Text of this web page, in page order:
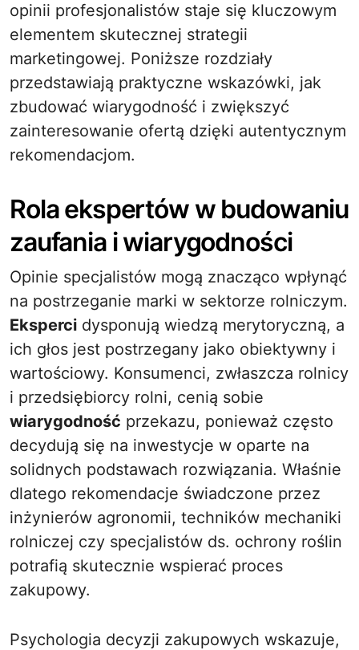
opinii profesjonalistów staje się kluczowym
elementem skutecznej strategii
marketingowej. Poniższe rozdziały
przedstawiają praktyczne wskazówki, jak
zbudować wiarygodność i zwiększyć
zainteresowanie ofertą dzięki autentycznym
rekomendacjom.
Rola ekspertów w budowaniu
zaufania i wiarygodności
Opinie specjalistów mogą znacząco wpłynąć
na postrzeganie marki w sektorze rolniczym.
Eksperci dysponują wiedzą merytoryczną, a
ich głos jest postrzegany jako obiektywny i
wartościowy. Konsumenci, zwłaszcza rolnicy
i przedsiębiorcy rolni, cenią sobie
wiarygodność przekazu, ponieważ często
decydują się na inwestycje w oparte na
solidnych podstawach rozwiązania. Właśnie
dlatego rekomendacje świadczone przez
inżynierów agronomii, techników mechaniki
rolniczej czy specjalistów ds. ochrony roślin
potrafią skutecznie wspierać proces
zakupowy.
Psychologia decyzji zakupowych wskazuje,